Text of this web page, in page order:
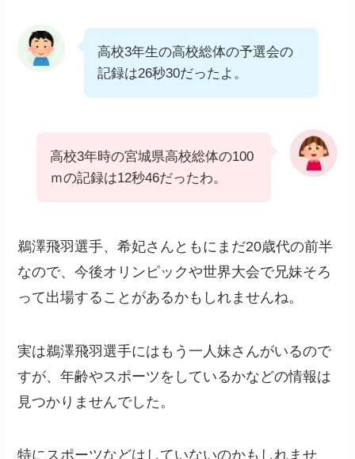
高校3年生の高校総体の予選会の
記録は26秒30だったよ。
高校3年時の宮城県高校総体の100
ｍの記録は12秒46だったわ。
鵜澤飛羽選手、希妃さんともにまだ20歳代の前半
なので、今後オリンピックや世界大会で兄妹そろ
って出場することがあるかもしれませんね。
実は鵜澤飛羽選手にはもう一人妹さんがいるので
すが、年齢やスポーツをしているかなどの情報は
見つかりませんでした。
特にスポーツなどはしていないのかもしれませ